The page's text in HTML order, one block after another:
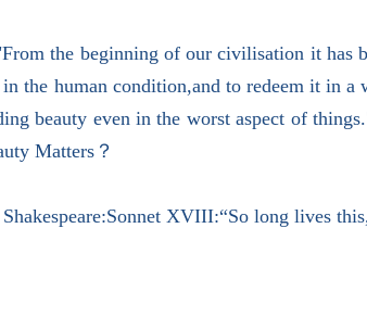
the beginning of our civilisation it has
the human condition,and to redeem it in
beauty even in the worst aspect of
Matters？
XVIII:“So long lives